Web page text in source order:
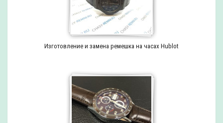
Изготовление и замена ремешка на часах Hublot